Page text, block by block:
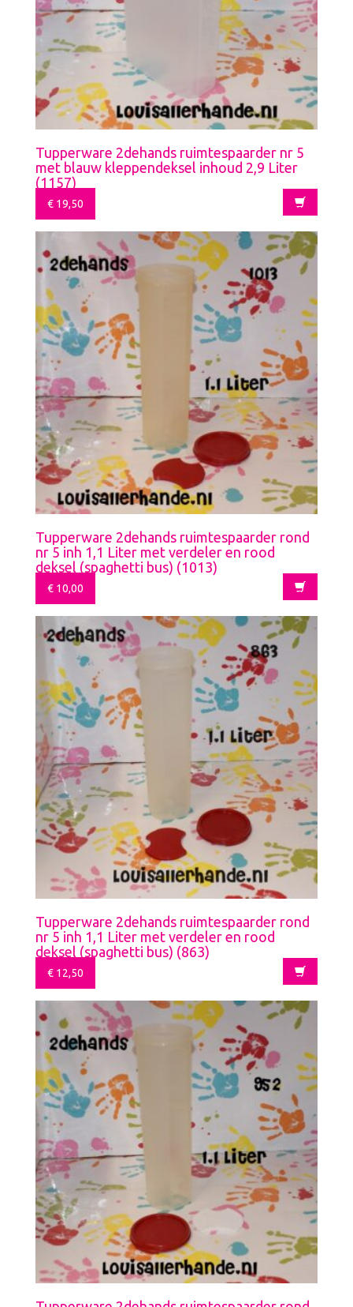
Tupperware 2dehands ruimtespaarder nr 5
met blauw kleppendeksel inhoud 2,9 Liter
(1157)
€ 19,50
Tupperware 2dehands ruimtespaarder rond
nr 5 inh 1,1 Liter met verdeler en rood
deksel (spaghetti bus) (1013)
€ 10,00
Tupperware 2dehands ruimtespaarder rond
nr 5 inh 1,1 Liter met verdeler en rood
deksel (spaghetti bus) (863)
€ 12,50